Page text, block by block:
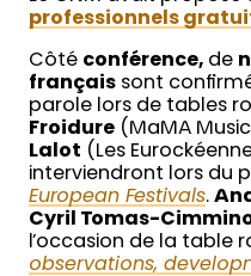
professionnels
Côté conférence, de
français sont
parole lors de tables
Froidure (MaMA
Lalot (Les
interviendront lors du
European Festivals.
Cyril Tomas-
l’occasion de la table
observations,